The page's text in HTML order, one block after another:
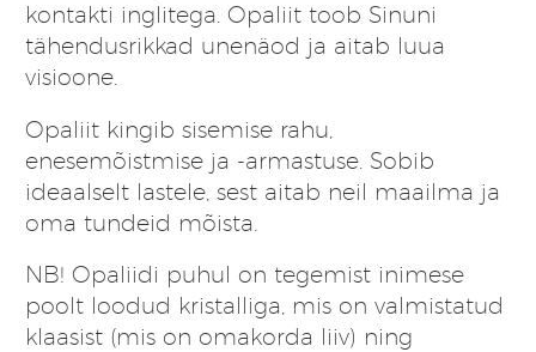
kontakti inglitega. Opaliit toob Sinuni
tähendusrikkad unenäod ja aitab luua
visioone.
Opaliit kingib sisemise rahu,
enesemõistmise ja -armastuse. Sobib
ideaalselt lastele, sest aitab neil maailma ja
oma tundeid mõista.
NB! Opaliidi puhul on tegemist inimese
poolt loodud kristalliga, mis on valmistatud
klaasist (mis on omakorda liiv) ning